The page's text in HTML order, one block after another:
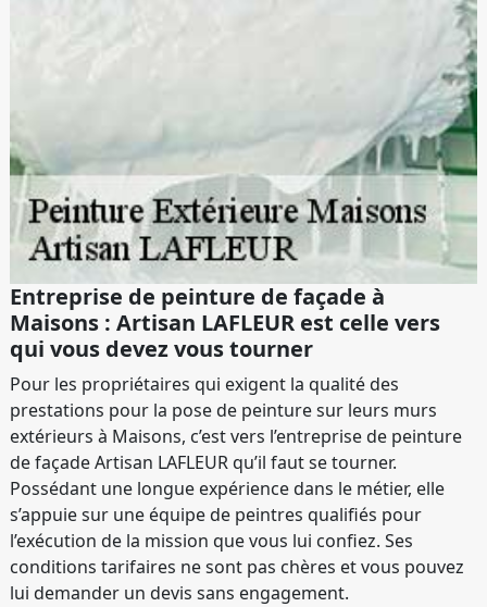
Entreprise de peinture de façade à
Maisons : Artisan LAFLEUR est celle vers
qui vous devez vous tourner
Pour les propriétaires qui exigent la qualité des
prestations pour la pose de peinture sur leurs murs
extérieurs à Maisons, c’est vers l’entreprise de peinture
de façade Artisan LAFLEUR qu’il faut se tourner.
Possédant une longue expérience dans le métier, elle
s’appuie sur une équipe de peintres qualifiés pour
l’exécution de la mission que vous lui confiez. Ses
conditions tarifaires ne sont pas chères et vous pouvez
lui demander un devis sans engagement.